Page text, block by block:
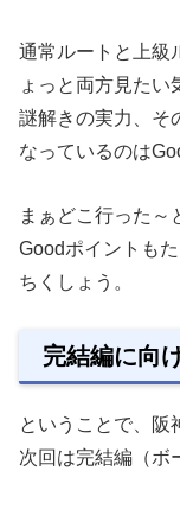
通常ルートと上級
ょっと両方見たい
謎解きの実力、そ
なっているのは
まぁどこ行った～
Goodポイントも
ちくしょう。
完結編に向
ということで、阪
次回は完結編（ボ